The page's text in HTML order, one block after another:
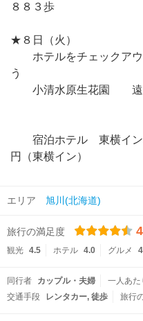
８８３歩
★８日（火）
ホテルをチェックアウ
う
小清水原生花園 遠軽
宿泊ホテル 東横イン
円（東横イン）
エリア 旭川(北海道)
旅行の満足度
観光 4.5 ホテル 4.0 グルメ
同行者 カップル・夫婦 一人あた
交通手段
レンタカー 徒歩 旅行